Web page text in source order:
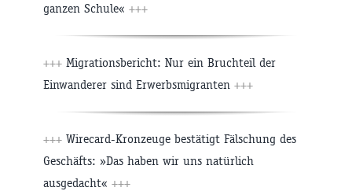
ganzen Schule« +++
+++ Migrationsbericht: Nur ein Bruchteil der
Einwanderer sind Erwerbsmigranten +++
+++ Wirecard-Kronzeuge bestätigt Fälschung des
Geschäfts: »Das haben wir uns natürlich
ausgedacht« +++